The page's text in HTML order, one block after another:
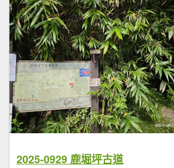
2025-0929 鹿堀坪古道